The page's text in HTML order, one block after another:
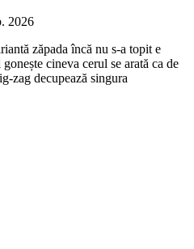
2026
zăpada încă nu s-a topit e
cineva cerul se arată ca de
zag decupează singura